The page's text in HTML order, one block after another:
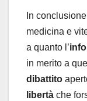
In
medicina e
a quanto l’
in merito a
dibattito
libertà che